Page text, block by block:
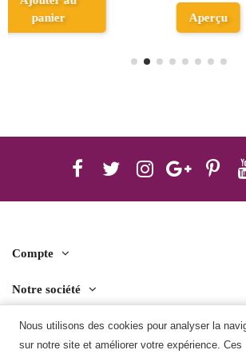
Nous utilisons des cookies pour analyser la
sur notre site et améliorer votre expérience. Ces
Compte
Notre société
Contact us